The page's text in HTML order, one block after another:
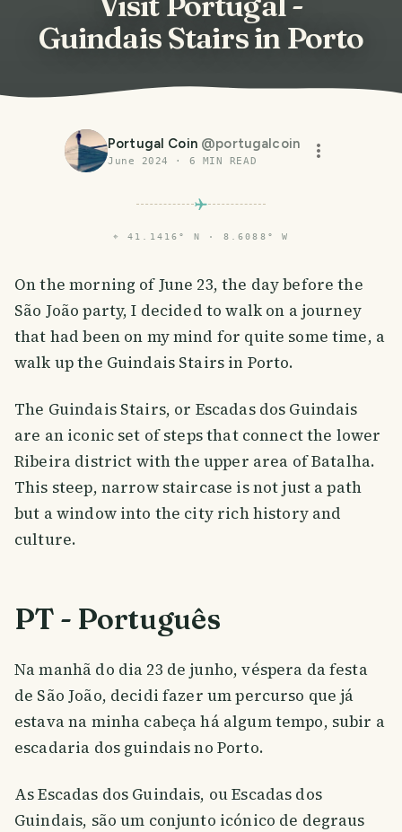
Guindais Stairs in Porto
Portugal Coin @portugalcoin
June 2024 · 6 MIN READ
⌖ 41.1416° N · 8.6088° W
On the morning of June 23, the day before the
São João party, I decided to walk on a journey
that had been on my mind for quite some time, a
walk up the Guindais Stairs in Porto.
The Guindais Stairs, or Escadas dos Guindais
are an iconic set of steps that connect the lower
Ribeira district with the upper area of Batalha.
This steep, narrow staircase is not just a path
but a window into the city rich history and
culture.
PT - Português
Na manhã do dia 23 de junho, véspera da festa
de São João, decidi fazer um percurso que já
estava na minha cabeça há algum tempo, subir a
escadaria dos guindais no Porto.
As Escadas dos Guindais, ou Escadas dos
Guindais, são um conjunto icónico de degraus